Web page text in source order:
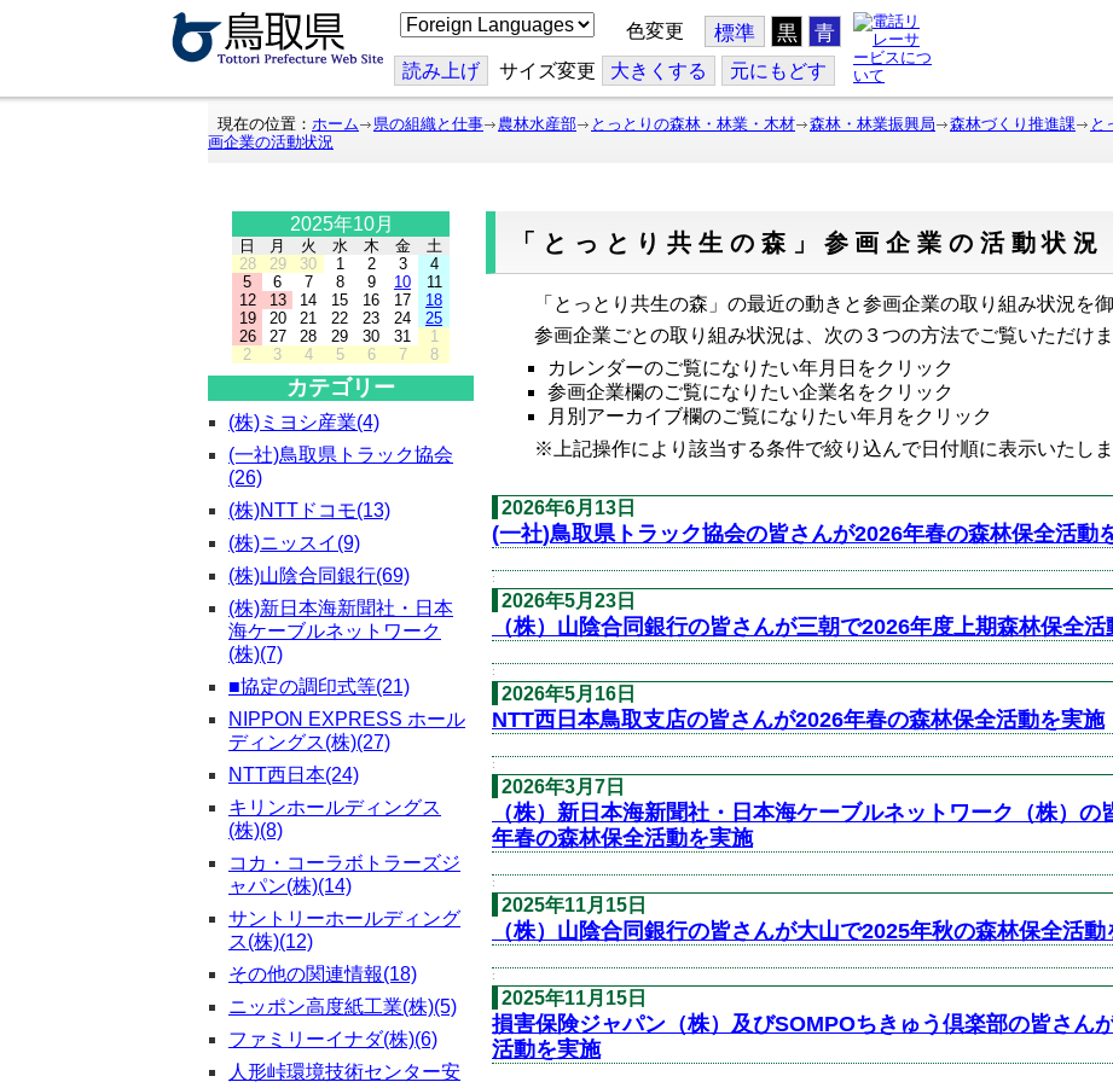
こ
の
ジ
を
翻
色変更 標準 黒 青
読み上げ サイズ変更 大きくする 元にもどす
現在の位置： ホーム 県の組織と仕事 農林水産部 とっとりの森林・林業・木材 森林・林業振興局 森林づくり推進課 と
画企業の活動状況
2025年10月
日 月 火 水 木 金
土
28
29 30 1 2 3
4
5
6 7 8 9 10
11
12
13 14 15 16 17
18
19
20 21 22 23 24
25
26
27 28 29 30 31
1
2
3 4 5 6 7 8
カテゴリー
(株)ミヨシ産業(4)
(一社)鳥取県トラック協会
(26)
(株)NTTドコモ(13)
(株)ニッスイ(9)
(株)山陰合同銀行(69)
(株)新日本海新聞社・日本
海ケーブルネットワーク
(株)(7)
■協定の調印式等(21)
NIPPON EXPRESS ホール
ディングス(株)(27)
NTT西日本(24)
キリンホールディングス
(株)(8)
コカ・コーラボトラーズジ
ャパン(株)(14)
サントリーホールディング
ス(株)(12)
その他の関連情報(18)
ニッポン高度紙工業(株)(5)
ファミリーイナダ(株)(6)
人形峠環境技術センター安
「とっとり共生の森」参画企業の活動状況
「とっとり共生の森」の最近の動きと参画企業の取り組み状況を御
参画企業ごとの取り組み状況は、次の３つの方法でご覧いただけま
カレンダーのご覧になりたい年月日をクリック
参画企業欄のご覧になりたい企業名をクリック
月別アーカイブ欄のご覧になりたい年月をクリック
※上記操作により該当する条件で絞り込んで日付順に表示いたし
2026年6月13日
(一社)鳥取県トラック協会の皆さんが2026年春の森林保全活動
:
2026年5月23日
（株）山陰合同銀行の皆さんが三朝で2026年度上期森林保全
:
2026年5月16日
NTT西日本鳥取支店の皆さんが2026年春の森林保全活動を実施
:
2026年3月7日
（株）新日本海新聞社・日本海ケーブルネットワーク（株）
年春の森林保全活動を実施
:
2025年11月15日
（株）山陰合同銀行の皆さんが大山で2025年秋の森林保全活動
:
2025年11月15日
損害保険ジャパン（株）及びSOMPOちきゅう倶楽部の皆さん
活動を実施